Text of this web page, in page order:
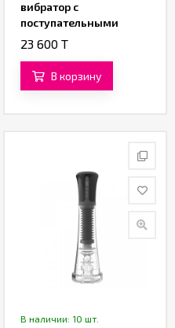
вибратор с
поступательными
движениями
Феникс» (21,5 см)
23 600 T
В корзину
В наличии: 10 шт.